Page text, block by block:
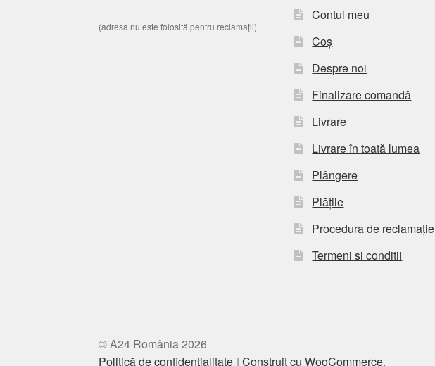
(adresa nu este folosită pentru reclamații)
Contul meu
Coș
Despre noi
Finalizare comandă
Livrare
Livrare în toată lumea
Plângere
Plățile
Procedura de reclamație
Termeni si conditii
© A24 România 2026
Politică de confidențialitate Construit cu WooCommerce.